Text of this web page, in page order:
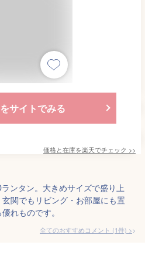
サイトでみる
価格と在庫を楽天でチェック >>
ンタン。大きめサイズで盛り上
関でもリビング・お部屋にも置
れものです。
全てのおすすめコメント (1件) >